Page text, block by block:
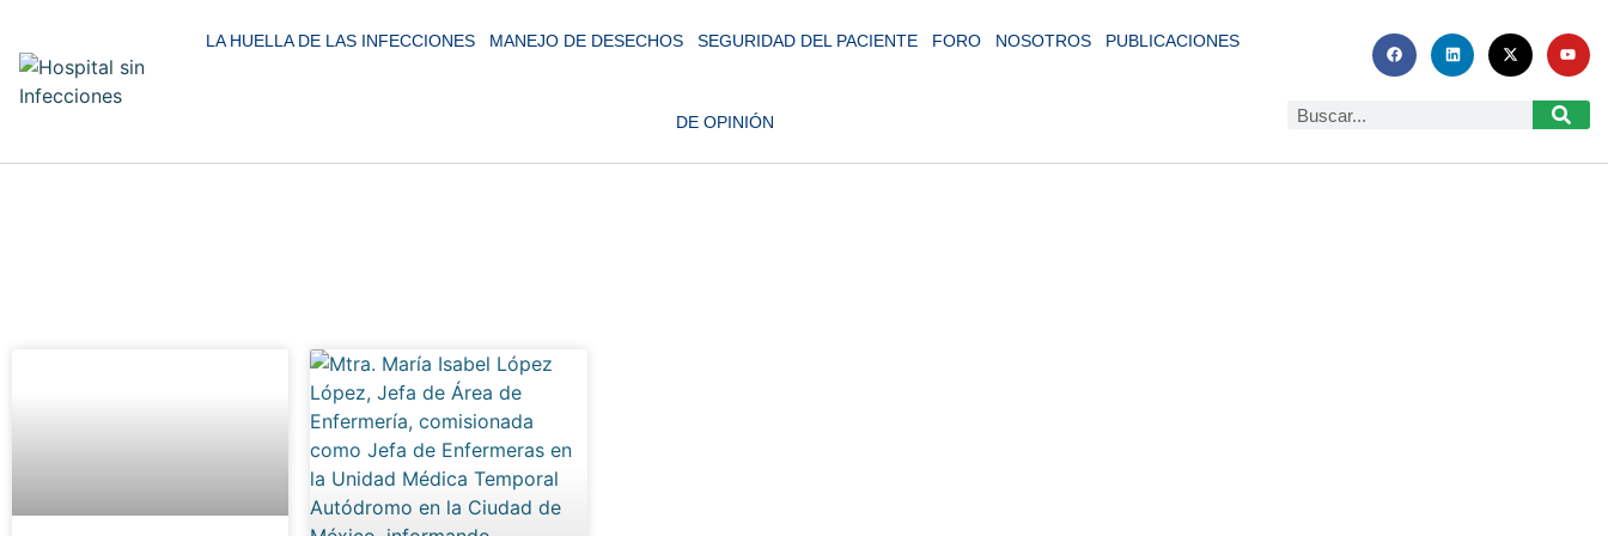
LA HUELLA DE LAS INFECCIONES MANEJO DE DESECHOS SEGURIDAD DEL PACIENTE FORO NOSOTROS PUBLICACIONES
DE OPINIÓN